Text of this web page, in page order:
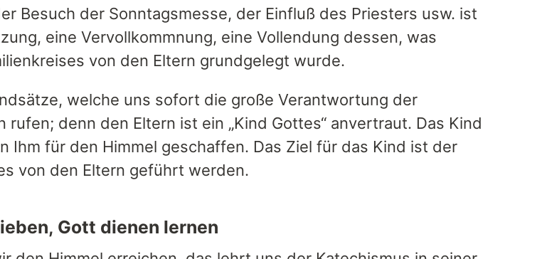
Besuch der Sonntagsmesse, der Einfluß des Priesters usw. ist
eine Vervollkommnung, eine Vollendung dessen, was
von den Eltern grundgelegt wurde.
welche uns sofort die große Verantwortung der
rufen; denn den Eltern ist ein „Kind Gottes“ anvertraut. Das Kind
Ihm für den Himmel geschaffen. Das Ziel für das Kind ist der
von den Eltern geführt werden.
Gott dienen lernen